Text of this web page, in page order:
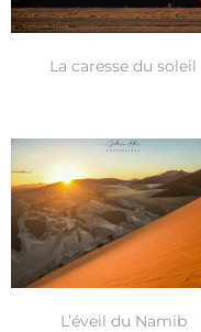
La caresse du soleil
L’éveil du Namib